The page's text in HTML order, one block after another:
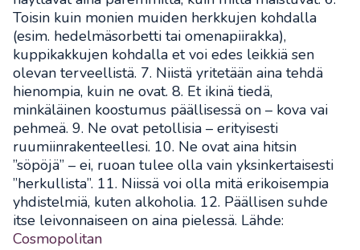
Toisin kuin monien muiden herkkujen kohdalla
(esim. hedelmäsorbetti tai omenapiirakka),
kuppikakkujen kohdalla et voi edes leikkiä sen
olevan terveellistä. 7. Niistä yritetään aina tehdä
hienompia, kuin ne ovat. 8. Et ikinä tiedä,
minkäläinen koostumus päällisessä on – kova vai
pehmeä. 9. Ne ovat petollisia – erityisesti
ruumiinrakenteellesi. 10. Ne ovat aina hitsin
”söpöjä” – ei, ruoan tulee olla vain yksinkertaisesti
”herkullista”. 11. Niissä voi olla mitä erikoisempia
yhdistelmiä, kuten alkoholia. 12. Päällisen suhde
itse leivonnaiseen on aina pielessä. Lähde:
Cosmopolitan